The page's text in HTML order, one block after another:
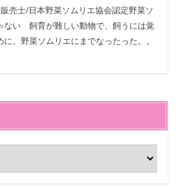
売士/日本野菜ソムリエ協会認定野菜ソ
ない 飼育が難しい動物で、飼うには覚
、野菜ソムリエにまでなったった。。